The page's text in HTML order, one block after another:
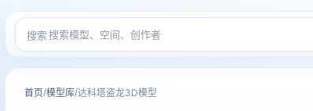
搜索
首页/模型库/达科塔盗龙3D模型